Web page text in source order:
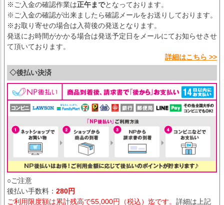
※ご入金の確認作業は正午までとなっております。
※ご入金の確認が出来ましたら確認メールをお送りしております。
※お取り寄せの場合は入荷後の発送となります。
発送にお時間がかかる場合は発送予定日をメールにてお知らせさせ
て頂いております。
詳細はこちら >>
◇後払い決済
○ご注意
後払い手数料： 280円
ご利用限度額は累計残高で55,000円（税込）迄です。 詳細は上記